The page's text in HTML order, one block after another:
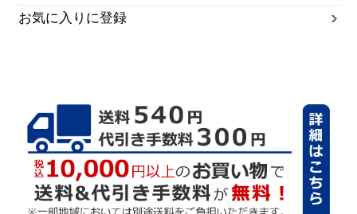
お気に入りに登録